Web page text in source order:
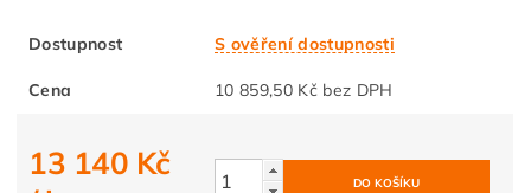
Dostupnost S ověření dostupnosti
Cena 10 859,50 Kč bez DPH
13 140 Kč